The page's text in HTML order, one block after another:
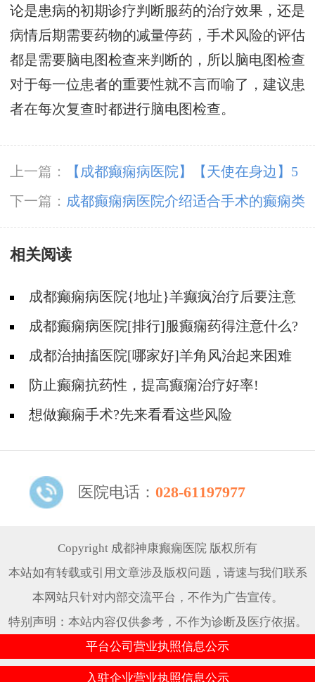
论是患病的初期诊疗判断服药的治疗效果，还是
病情后期需要药物的减量停药，手术风险的评估
都是需要脑电图检查来判断的，所以脑电图检查
对于每一位患者的重要性就不言而喻了，建议患
者在每次复查时都进行脑电图检查。
上一篇：
【成都癫痫病医院】【天使在身边】5
月12日，成都神康癫痫医院国际护士节户外团建
纪实
下一篇： 成都癫痫病医院介绍适合手术的癫痫类
型
相关阅读
成都癫痫病医院{地址}羊癫疯治疗后要注意
什么?成都癫痫病医院[排行]服癫痫药得注意什么?
成都治抽搐医院[哪家好]羊角风治起来困难
吗？防止癫痫抗药性，提高癫痫治疗好率!
想做癫痫手术?先来看看这些风险
医院电话： 028-61197977
Copyright 成都神康癫痫医院 版权所有
本站如有转载或引用文章涉及版权问题，请速与我们联系
本网站只针对内部交流平台，不作为广告宣传。
特别声明：本站内容仅供参考，不作为诊断及医疗依据。
平台公司营业执照信息公示
入驻企业营业执照信息公示